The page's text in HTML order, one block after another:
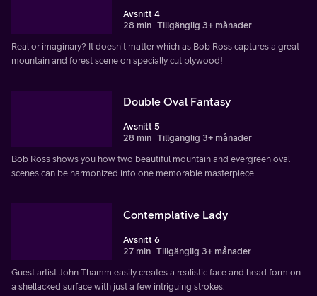
Avsnitt 4
28 min Tillgänglig 3+ månader
Real or imaginary? It doesn't matter which as Bob Ross captures a great
mountain and forest scene on specially cut plywood!
Double Oval Fantasy
Avsnitt 5
28 min Tillgänglig 3+ månader
Bob Ross shows you how two beautiful mountain and evergreen oval
scenes can be harmonized into one memorable masterpiece.
Contemplative Lady
Avsnitt 6
27 min Tillgänglig 3+ månader
Guest artist John Thamm easily creates a realistic face and head form on
a shellacked surface with just a few intriguing strokes.